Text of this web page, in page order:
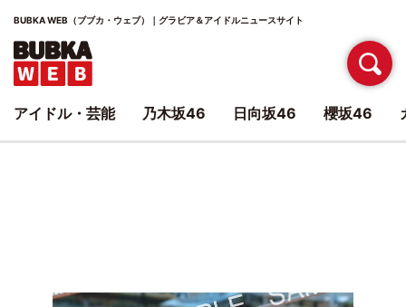
BUBKA WEB（ブブカ・ウェブ）｜グラビア＆アイドルニュースサイト
アイドル・芸能 乃木坂46 日向坂46 櫻坂46